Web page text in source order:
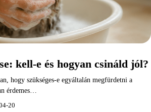
kell-e és hogyan csináld jól?
hogy szükséges-e egyáltalán megfürdetni a
érdemes…
20